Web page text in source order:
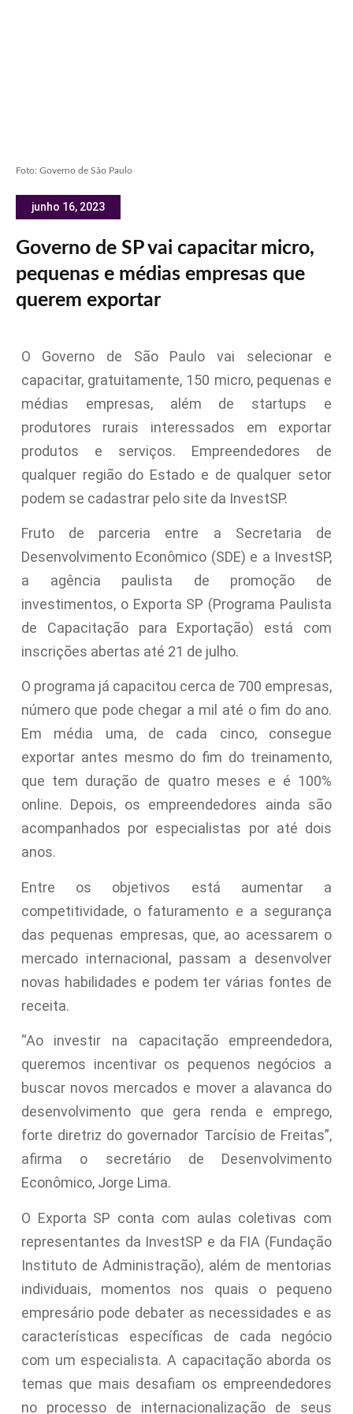
Foto: Governo de São Paulo
junho 16, 2023
Governo de SP vai capacitar micro,
pequenas e médias empresas que
querem exportar
O Governo de São Paulo vai selecionar e
capacitar, gratuitamente, 150 micro, pequenas e
médias empresas, além de startups e
produtores rurais interessados em exportar
produtos e serviços. Empreendedores de
qualquer região do Estado e de qualquer setor
podem se cadastrar pelo site da InvestSP.
Fruto de parceria entre a Secretaria de
Desenvolvimento Econômico (SDE) e a InvestSP,
a agência paulista de promoção de
investimentos, o Exporta SP (Programa Paulista
de Capacitação para Exportação) está com
inscrições abertas até 21 de julho.
O programa já capacitou cerca de 700 empresas,
número que pode chegar a mil até o fim do ano.
Em média uma, de cada cinco, consegue
exportar antes mesmo do fim do treinamento,
que tem duração de quatro meses e é 100%
online. Depois, os empreendedores ainda são
acompanhados por especialistas por até dois
anos.
Entre os objetivos está aumentar a
competitividade, o faturamento e a segurança
das pequenas empresas, que, ao acessarem o
mercado internacional, passam a desenvolver
novas habilidades e podem ter várias fontes de
receita.
“Ao investir na capacitação empreendedora,
queremos incentivar os pequenos negócios a
buscar novos mercados e mover a alavanca do
desenvolvimento que gera renda e emprego,
forte diretriz do governador Tarcísio de Freitas”,
afirma o secretário de Desenvolvimento
Econômico, Jorge Lima.
O Exporta SP conta com aulas coletivas com
representantes da InvestSP e da FIA (Fundação
Instituto de Administração), além de mentorias
individuais, momentos nos quais o pequeno
empresário pode debater as necessidades e as
características específicas de cada negócio
com um especialista. A capacitação aborda os
temas que mais desafiam os empreendedores
no processo de internacionalização de seus